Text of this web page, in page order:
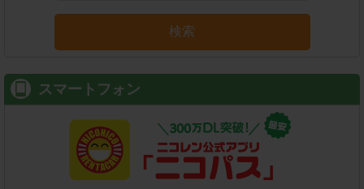
検索
スマートフォン